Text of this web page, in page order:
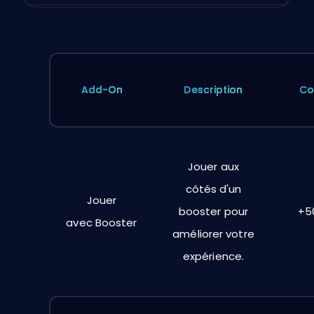
Add-On Description
Jouer
avecBooster
Jouer aux
côtés d'un
booster pour
améliorer votre
expérience.